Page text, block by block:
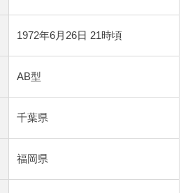
1972年6月26日 21時頃
AB型
千葉県
福岡県